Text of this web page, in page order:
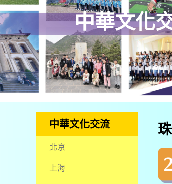
中華文化
中華文化交流
北京
上海